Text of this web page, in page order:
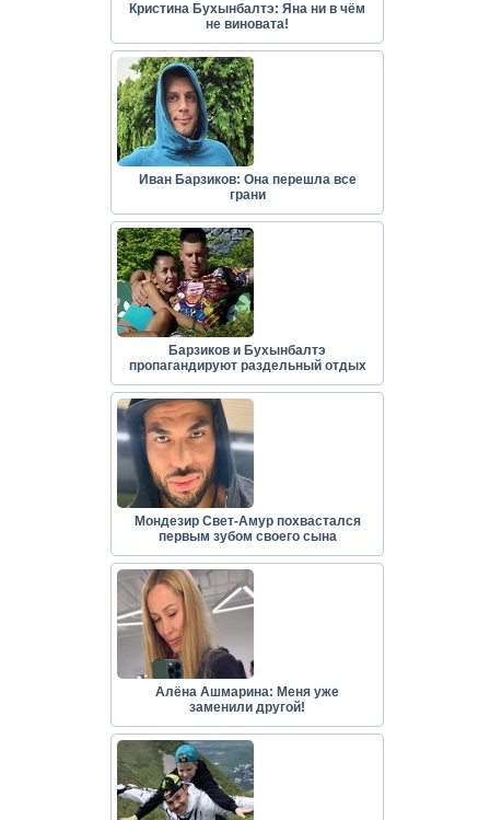
Кристина Бухынбалтэ: Яна ни в чём
не виновата!
Иван Барзиков: Она перешла все
грани
Барзиков и Бухынбалтэ
пропагандируют раздельный отдых
Мондезир Свет-Амур похвастался
первым зубом своего сына
Алёна Ашмарина: Меня уже
заменили другой!